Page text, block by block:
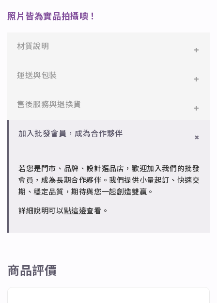
照片皆為實品拍攝噢！
材質說明
✻ 316L不鏽鋼
✻ 925純銀
設計。
運送與包裝
一般會員：一件即享免運與精美包裝，超商取貨或宅配
批發會員：達門檻享免運優惠，出貨時間約為2個工作
售後服務與退換貨
✻ 一般會員
✻ 批發會員
請聯繫 LINE 客服 @jfq1926j 協助處理。
加入批發會員，成為合作夥伴
若您是門市、品牌、設計選品店，歡迎加入我們的批發
會員，成為長期合作夥伴。我們提供小量起訂、快速交
期、穩定品質，期待與您一起創造雙贏。
詳細說明可以點這邊查看。
商品評價